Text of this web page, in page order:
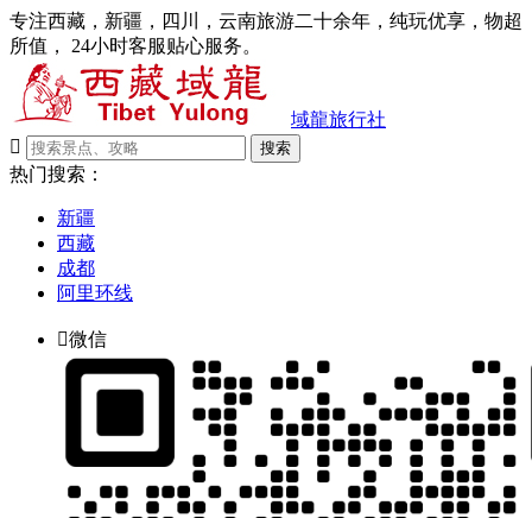
专注西藏，新疆，四川，云南旅游二十余年，纯玩优享，物超
所值， 24小时客服贴心服务。
域龍旅行社

搜索
热门搜索：
新疆
西藏
成都
阿里环线
微信